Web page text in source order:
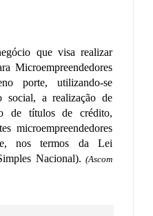
que visa realizar
Microempreendedores
porte, utilizando-se
social, a realização de
de títulos de crédito,
microempreendedores
nos termos da Lei
Nacional). (Ascom